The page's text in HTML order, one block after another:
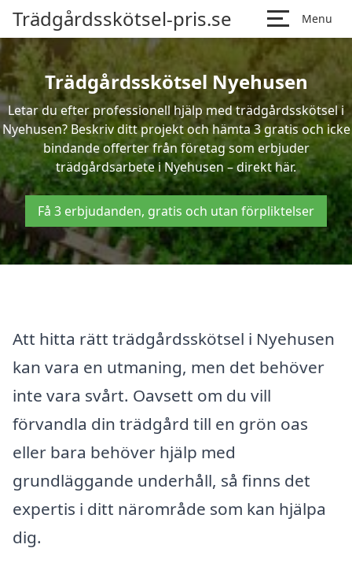
Trädgårdsskötsel-pris.se Menu
Trädgårdsskötsel Nyehusen
Letar du efter professionell hjälp med trädgårdsskötsel i
Nyehusen? Beskriv ditt projekt och hämta 3 gratis och icke
bindande offerter från företag som erbjuder
trädgårdsarbete i Nyehusen – direkt här.
Få 3 erbjudanden, gratis och utan förpliktelser
Att hitta rätt trädgårdsskötsel i Nyehusen
kan vara en utmaning, men det behöver
inte vara svårt. Oavsett om du vill
förvandla din trädgård till en grön oas
eller bara behöver hjälp med
grundläggande underhåll, så finns det
expertis i ditt närområde som kan hjälpa
dig.